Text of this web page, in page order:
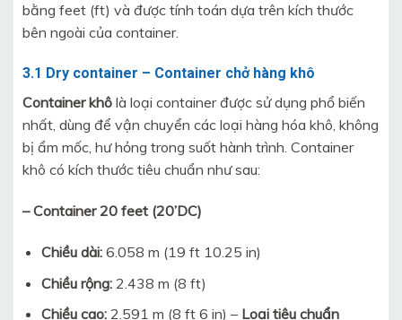
bằng feet (ft) và được tính toán dựa trên kích thước
bên ngoài của container.
3.1 Dry container – Container chở hàng khô
Container khô là loại container được sử dụng phổ biến
nhất, dùng để vận chuyển các loại hàng hóa khô, không
bị ẩm mốc, hư hỏng trong suốt hành trình. Container
khô có kích thước tiêu chuẩn như sau:
– Container 20 feet (20’DC)
Chiều dài:6.058 m (19 ft 10.25 in)
Chiều rộng:2.438 m (8 ft)
Chiều cao:2.591 m (8 ft 6 in) – Loại tiêu chuẩn